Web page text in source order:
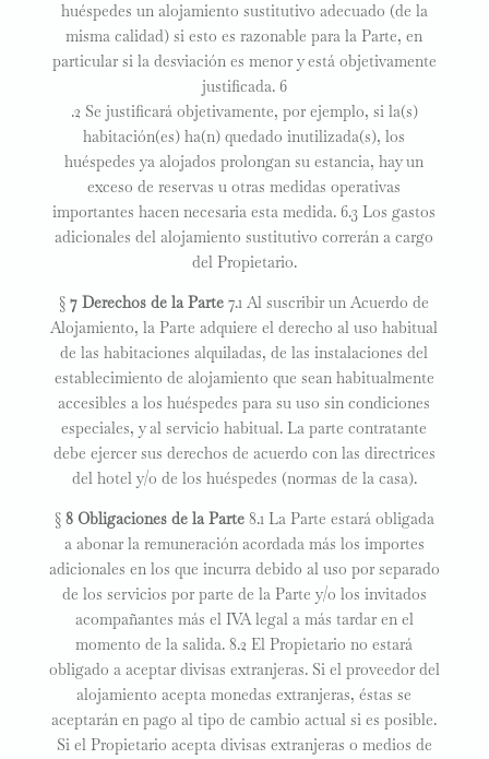
huéspedes un alojamiento sustitutivo adecuado (de la
misma calidad) si esto es razonable para la Parte, en
particular si la desviación es menor y está objetivamente
justificada. 6
.2 Se justificará objetivamente, por ejemplo, si la(s)
habitación(es) ha(n) quedado inutilizada(s), los
huéspedes ya alojados prolongan su estancia, hay un
exceso de reservas u otras medidas operativas
importantes hacen necesaria esta medida. 6.3 Los gastos
adicionales del alojamiento sustitutivo correrán a cargo
del Propietario.
§7 Derechos de la Parte 7.1 Al suscribir un Acuerdo de
Alojamiento, la Parte adquiere el derecho al uso habitual
de las habitaciones alquiladas, de las instalaciones del
establecimiento de alojamiento que sean habitualmente
accesibles a los huéspedes para su uso sin condiciones
especiales, y al servicio habitual. La parte contratante
debe ejercer sus derechos de acuerdo con las directrices
del hotel y/o de los huéspedes (normas de la casa).
§ 8 Obligaciones de la Parte8.1 La Parte estará obligada
a abonar la remuneración acordada más los importes
adicionales en los que incurra debido al uso por separado
de los servicios por parte de la Parte y/o los invitados
acompañantes más el IVA legal a más tardar en el
momento de la salida. 8.2 El Propietario no estará
obligado a aceptar divisas extranjeras. Si el proveedor del
alojamiento acepta monedas extranjeras, éstas se
aceptarán en pago al tipo de cambio actual si es posible.
Si el Propietario acepta divisas extranjeras o medios de